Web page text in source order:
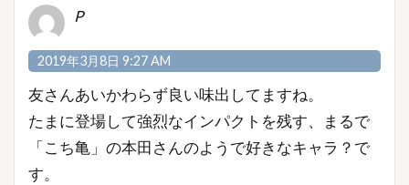
P
2019年3月8日 9:27 AM
友さんあいかわらず良い味出してますね。
たまに登場して強烈なインパクトを残す、まるで
「こち亀」の本田さんのようで好きなキャラ？で
す。